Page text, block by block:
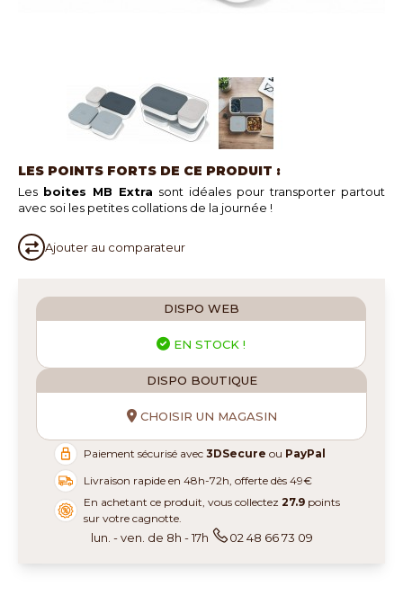
LES POINTS FORTS DE CE PRODUIT :
Les boites MB Extra sont idéales pour transporter partout
avec soi les petites collations de la journée !
Ajouter au comparateur
DISPO WEB
EN STOCK !
DISPO BOUTIQUE
CHOISIR UN MAGASIN
Paiement sécurisé avec3DSecure ou PayPal
Livraison rapide en 48h-72h, offerte dès 49€
En achetant ce produit, vous collectez27.9 points
sur votre cagnotte.
lun. - ven. de 8h - 17h 02 48 66 73 09